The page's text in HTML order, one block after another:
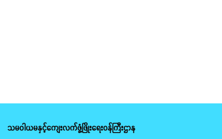
သမဝါယမနှင့်ကျေးလက်ဖွံ့ဖြိုးရေးဝန်ကြီးဌာန